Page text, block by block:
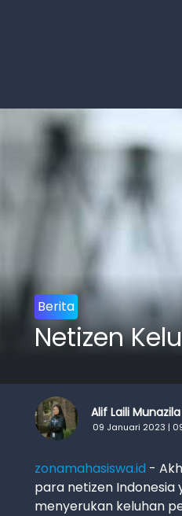
Berita
Netizen
Alif Laili Munazila
09 Januari 2023 |
zonamahasiswa.id -
para netizen
menyerukan keluhan